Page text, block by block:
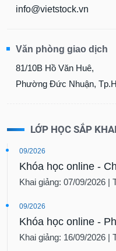
info@vietstock.vn
Văn phòng giao dịch
81/10B Hồ Văn Huê,
Phường Đức Nhuận,
LỚP HỌC SẮP
09/2026
Khóa học online -
Khai giảng: 07/09/2026 |
09/2026
Khóa học online -
Khai giảng: 16/09/2026 |